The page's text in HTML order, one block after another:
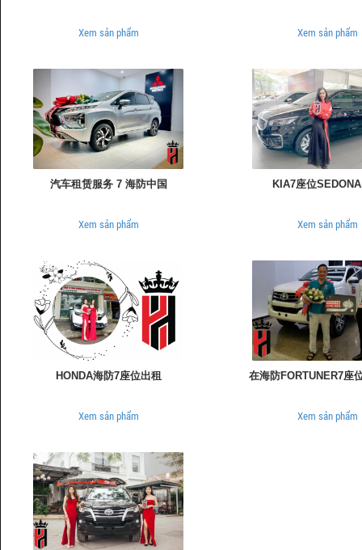
Xem sản phẩm Xem sản phẩm
汽车租赁服务 7 海防中国
Xem sản phẩm
KIA7座位
Xem sản phẩm
HONDA海防7座位出租
Xem sản phẩm
在海防FORTUNER7座
Xem sản phẩm